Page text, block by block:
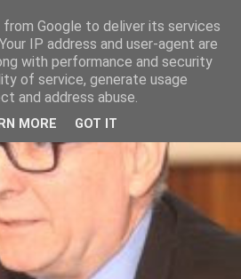
Google to deliver its services
IP address and user-agent are
with performance and security
of service, generate usage
and address abuse.
MORE GOT IT